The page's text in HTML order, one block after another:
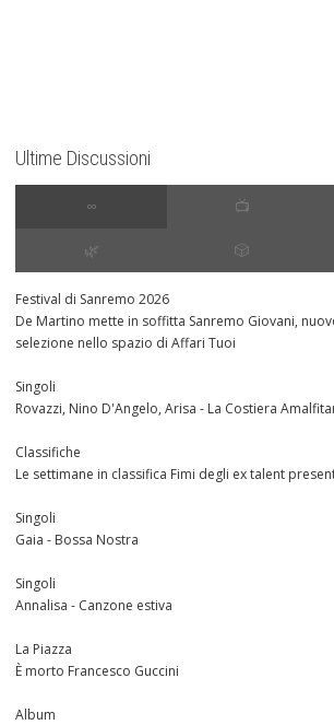
Ultime Discussioni
∞ 📺
🌿 🎲
Festival di Sanremo 2026
De Martino mette in soffitta Sanremo Giovani,
selezione nello spazio di Affari Tuoi
Singoli
Rovazzi, Nino D'Angelo, Arisa - La Costiera
Classifiche
Le settimane in classifica Fimi degli ex talent
Singoli
Gaia - Bossa Nostra
Singoli
Annalisa - Canzone estiva
La Piazza
È morto Francesco Guccini
Album